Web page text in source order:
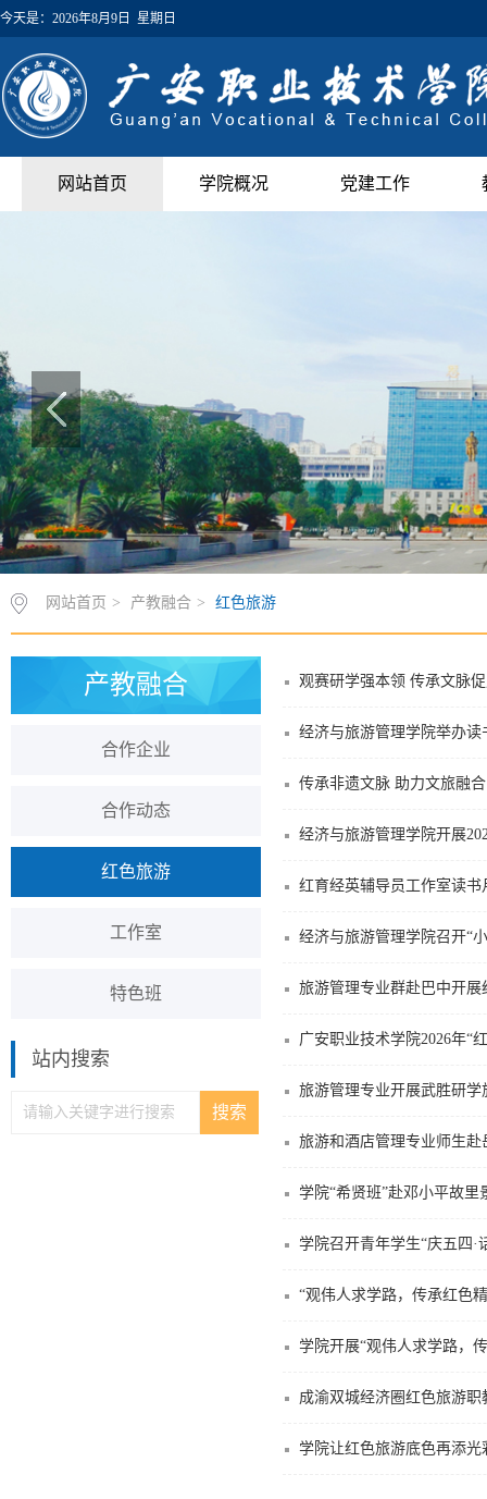
今天是： 2026年8月9日 星期日
网站首页 学院概况 党建工作
网站首页 > 产教融合 > 红色旅游
产教融合
合作企业
合作动态
红色旅游
工作室
特色班
站内搜索
观赛研学强本领 传承文脉
经济与旅游管理学院举办读
传承非遗文脉 助力文旅融
经济与旅游管理学院开展
红育经英辅导员工作室读书
经济与旅游管理学院召开“
旅游管理专业群赴巴中开展
广安职业技术学院2026年“
旅游管理专业开展武胜研学
旅游和酒店管理专业师生
学院“希贤班”赴邓小平故里
学院召开青年学生“庆五四·
“观伟人求学路，传承红色
学院开展“观伟人求学路，
成渝双城经济圈红色旅游
学院让红色旅游底色再添光